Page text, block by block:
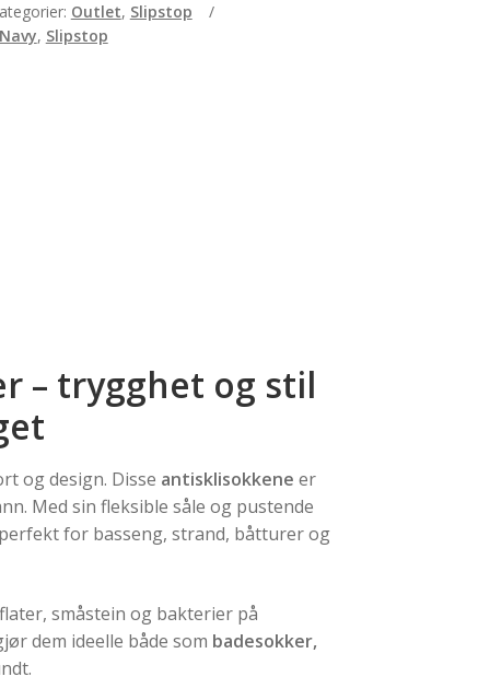
Outlet, Slipstop
Navy, Slipstop
– trygghet og stil
og design. Disse antisklisokkene er
Med sin fleksible såle og pustende
for basseng, strand, båtturer og
småstein og bakterier på
dem ideelle både som badesokker,